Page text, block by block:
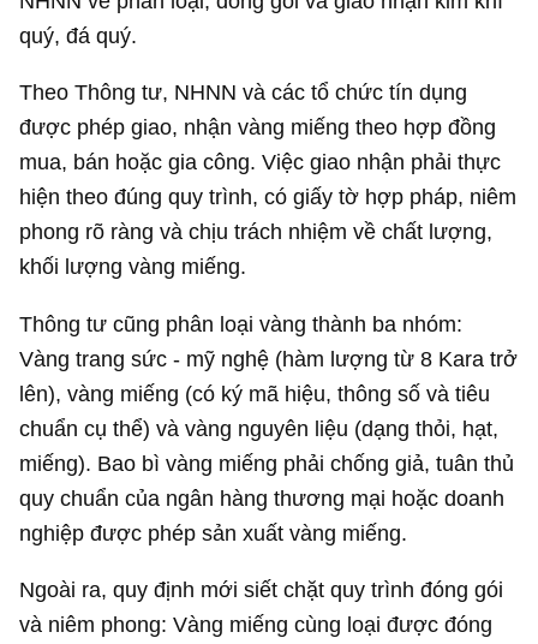
quý, đá quý.
Theo Thông tư, NHNN và các tổ chức tín dụng
được phép giao, nhận vàng miếng theo hợp đồng
mua, bán hoặc gia công. Việc giao nhận phải thực
hiện theo đúng quy trình, có giấy tờ hợp pháp, niêm
phong rõ ràng và chịu trách nhiệm về chất lượng,
khối lượng vàng miếng.
Thông tư cũng phân loại vàng thành ba nhóm:
Vàng trang sức - mỹ nghệ (hàm lượng từ 8 Kara trở
lên), vàng miếng (có ký mã hiệu, thông số và tiêu
chuẩn cụ thể) và vàng nguyên liệu (dạng thỏi, hạt,
miếng). Bao bì vàng miếng phải chống giả, tuân thủ
quy chuẩn của ngân hàng thương mại hoặc doanh
nghiệp được phép sản xuất vàng miếng.
Ngoài ra, quy định mới siết chặt quy trình đóng gói
và niêm phong: Vàng miếng cùng loại được đóng